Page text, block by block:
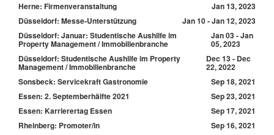
Herne: Firmenveranstaltung
Jan 13, 2023
Düsseldorf: Messe-Unterstützung
Jan 10 - Jan 12, 2023
Düsseldorf: Januar: Studentische Aushilfe im
Property Management / Immobilienbranche
Jan 03 - Jan
05, 2023
Düsseldorf: Studentische Aushilfe im Property
Management / Immobilienbranche
Dec 13 - Dec
22, 2022
Sonsbeck: Servicekraft Gastronomie
Sep 18, 2021
Essen: 2. Septemberhälfte 2021
Sep 23, 2021
Essen: Karrierertag Essen
Sep 17, 2021
Rheinberg: Promoter/in
Sep 16, 2021